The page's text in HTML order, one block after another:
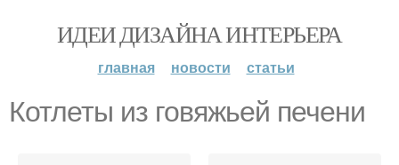
ИДЕИ ДИЗАЙНА ИНТЕРЬЕРА
главная новости статьи
Котлеты из говяжьей печени